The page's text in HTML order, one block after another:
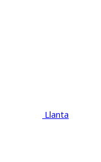
Llanta